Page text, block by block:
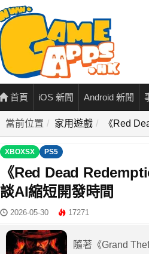
首頁 iOS 新聞 Android 新聞
當前位置 家用遊戲 《Red
XBOXSX PS5
《Red Dead
談AI縮短開發時間
2026-05-30 17271
隨著《Grand